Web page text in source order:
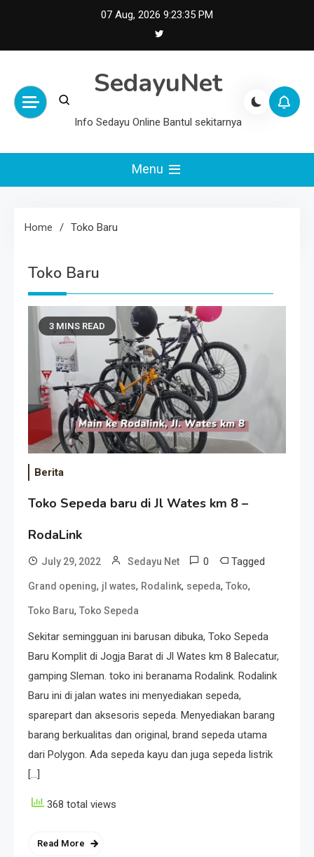
07 Aug, 2026 9:23:35 PM
SedayuNet
Info Sedayu Online Bantul sekitarnya
Menu
Home Toko Baru
Toko Baru
3 MINS READ
Berita
Toko Sepeda baru di Jl Wates km 8 –
RodaLink
July 29, 2022 Sedayu Net 0 Tagged
Grand opening, jl wates, Rodalink, sepeda, Toko,
Toko Baru, Toko Sepeda
Sekitar semingguan ini barusan dibuka, Toko Sepeda
Baru Komplit di Jogja Barat di Jl Wates km 8 Balecatur,
gamping Sleman. toko ini beranama Rodalink. Rodalink
Baru ini di jalan wates ini menyediakan sepeda,
sparepart dan aksesoris sepeda. Menyediakan barang
barang berkualitas dan original, brand sepeda utama
dari Polygon. Ada sepeda kayu dan juga sepeda listrik
[…]
368 total views
Read More